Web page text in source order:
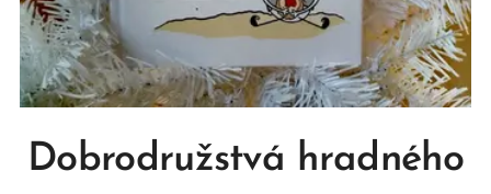
Dobrodružstvá hradného